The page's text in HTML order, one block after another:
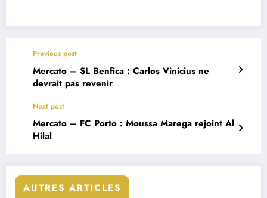
Previous post
Mercato – SL Benfica : Carlos Vinicius ne
devrait pas revenir
Next post
Mercato – FC Porto : Moussa Marega rejoint Al
Hilal
AUTRES ARTICLES